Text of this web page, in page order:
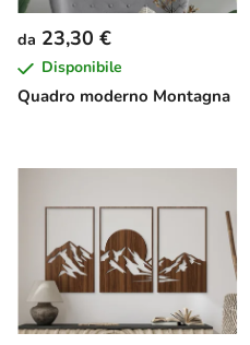
Quadro moderno Montagna
da 23,30 €
Disponibile